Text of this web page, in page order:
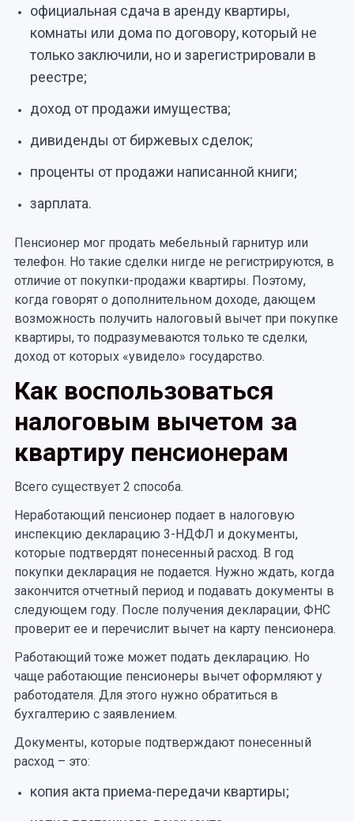
официальная сдача в аренду квартиры,
комнаты или дома по договору, который не
только заключили, но и зарегистрировали в
реестре;
доход от продажи имущества;
дивиденды от биржевых сделок;
проценты от продажи написанной книги;
зарплата.
Пенсионер мог продать мебельный гарнитур или
телефон. Но такие сделки нигде не регистрируются, в
отличие от покупки-продажи квартиры. Поэтому,
когда говорят о дополнительном доходе, дающем
возможность получить налоговый вычет при покупке
квартиры, то подразумеваются только те сделки,
доход от которых «увидело» государство.
Как воспользоваться
налоговым вычетом за
квартиру пенсионерам
Всего существует 2 способа.
Неработающий пенсионер подает в налоговую
инспекцию декларацию 3-НДФЛ и документы,
которые подтвердят понесенный расход. В год
покупки декларация не подается. Нужно ждать, когда
закончится отчетный период и подавать документы в
следующем году. После получения декларации, ФНС
проверит ее и перечислит вычет на карту пенсионера.
Работающий тоже может подать декларацию. Но
чаще работающие пенсионеры вычет оформляют у
работодателя. Для этого нужно обратиться в
бухгалтерию с заявлением.
Документы, которые подтверждают понесенный
расход – это:
копия акта приема-передачи квартиры;